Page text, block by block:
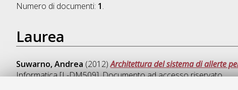
Numero di documenti: 1.
Laurea
Suwarno, Andrea (2012)Architettura del sistema di allerte
Informatica [L-DM509], Documento ad accesso riservato.